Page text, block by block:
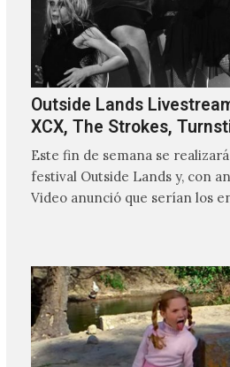
Outside Lands
XCX, The Strokes,
Este fin de semana se
festival Outside Lands y, con
Video anunció que serían los